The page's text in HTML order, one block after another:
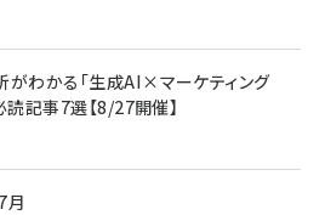
がわかる「生成AI×マーケティング
記事7選【8/27開催】
月